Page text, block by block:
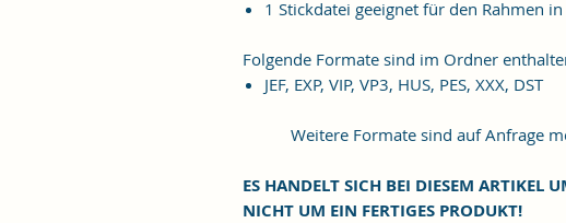
1 Stickdatei geeignet für den Rahmen
Folgende Formate sind im Ordner
JEF, EXP, VIP, VP3, HUS, PES, XXX, DST
Weitere Formate sind auf Anfrage
ES HANDELT SICH BEI DIESEM ARTIKEL
NICHT UM EIN FERTIGES PRODUKT!